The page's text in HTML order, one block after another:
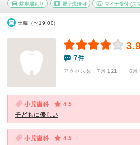
駐車場あり 電子決済可 マイナ受付 (ス
土曜（〜19:00）
7件
アクセス数 7月:121 | 6月:
小児歯科
4.5
子どもに優しい
小児歯科
4.5